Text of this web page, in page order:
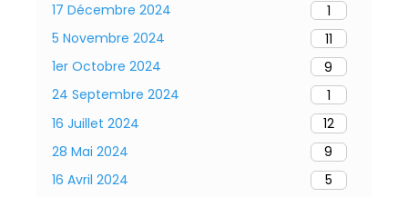
17 Décembre 2024
1
5 Novembre 2024
11
1er Octobre 2024
9
24 Septembre 2024
1
16 Juillet 2024
12
28 Mai 2024
9
16 Avril 2024
5